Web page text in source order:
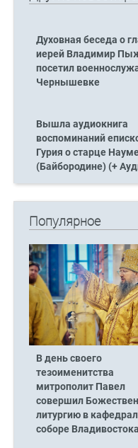
Духовная беседа о
иерей Владимир
посетил
Чернышевке
Вышла аудиокнига
воспоминаний
Гурия о старце
(Байбородине) (+
Популярное
В день своего
тезоименитства
митрополит Павел
совершил
литургию в
соборе Владивостока